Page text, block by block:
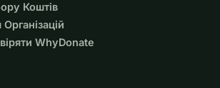
Коштів
WhyDonate